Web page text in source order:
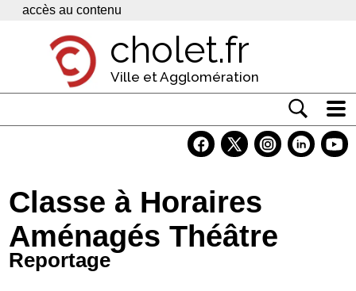
Panneau de gestion des cookies
accès au contenu
cholet.fr
Ville et Agglomération
Economie
Services
Contacts
Classe à Horaires
Aménagés Théâtre
Reportage